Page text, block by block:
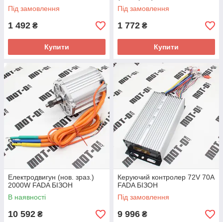
Під замовлення
1 492 ₴
Купити
Під замовлення
1 772 ₴
Купити
Електродвигун (нов. зраз.)
2000W FADA БІЗОН
В наявності
10 592 ₴
Керуючий контролер 72V 70A
FADA БІЗОН
Під замовлення
9 996 ₴